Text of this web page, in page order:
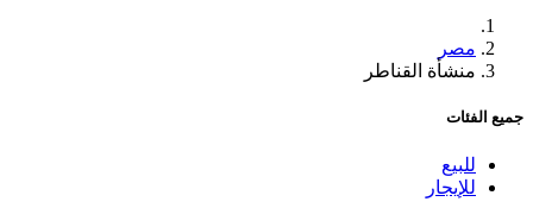
مصر
منشأة القناطر
جميع الفئات
للبيع
للإيجار